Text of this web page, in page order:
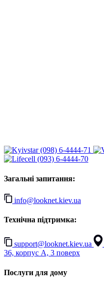
(098) 6-4444-71
(093) 6-4444-70
Загальні запитання:
info@looknet.kiev.ua
Технічна підтримка:
support@looknet.kiev.ua
36, корпус А, 3 поверх
Послуги для дому